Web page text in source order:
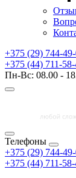
+375 (29) 744-
+375 (44) 711-
Пн-Вс: 08.00 -
Телефоны
+375 (29) 744-
+375 (44) 711-